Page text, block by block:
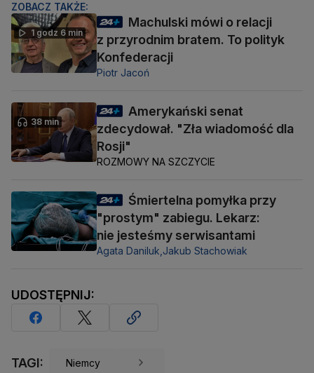
ZOBACZ TAKŻE:
1 godz 6 min
Machulski mówi o relacji
z przyrodnim bratem. To polityk
Konfederacji
Piotr Jacoń
38 min
Amerykański senat
zdecydował. "Zła wiadomość dla
Rosji"
ROZMOWY NA SZCZYCIE
Śmiertelna pomyłka przy
"prostym" zabiegu. Lekarz:
nie jesteśmy serwisantami
Agata Daniluk, Jakub Stachowiak
UDOSTĘPNIJ:
TAGI: Niemcy